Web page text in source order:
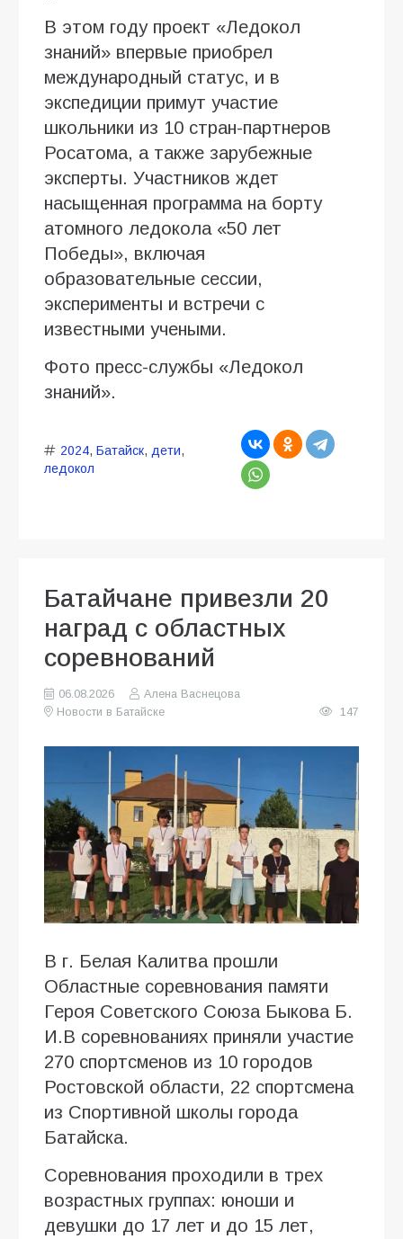
В этом году проект «Ледокол
знаний» впервые приобрел
международный статус, и в
экспедиции примут участие
школьники из 10 стран-партнеров
Росатома, а также зарубежные
эксперты. Участников ждет
насыщенная программа на борту
атомного ледокола «50 лет
Победы», включая
образовательные сессии,
эксперименты и встречи с
известными учеными.
Фото пресс-службы «Ледокол
знаний».
2024, Батайск, дети,
ледокол
Батайчане привезли 20
наград с областных
соревнований
06.08.2026
Алена Васнецова
Новости в Батайске
147
В г. Белая Калитва прошли
Областные соревнования памяти
Героя Советского Союза Быкова Б.
И.В соревнованиях приняли участие
270 спортсменов из 10 городов
Ростовской области, 22 спортсмена
из Спортивной школы города
Батайска.
Соревнования проходили в трех
возрастных группах: юноши и
девушки до 17 лет и до 15 лет,